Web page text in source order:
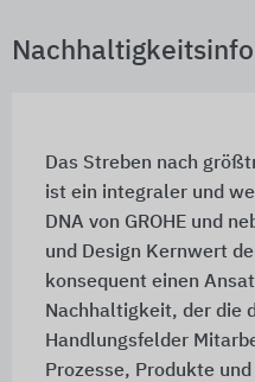
Das Streben nach
ist ein integraler und
DNA von GROHE und
und Design Kernwert
konsequent einen
Nachhaltigkeit, der die
Handlungsfelder
Prozesse, Produkte